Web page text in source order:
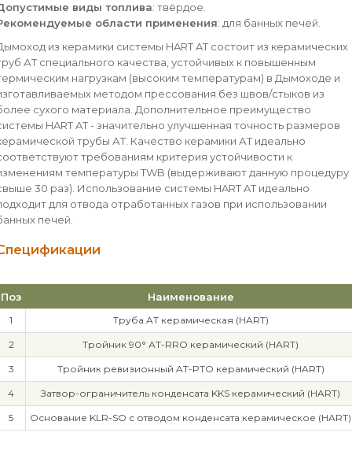
виды топлива: твёрдое.
области применения: для банных печей.
из керамики системы HART AT состоит из керамических
АТ специального качества, устойчивых к повышенным
нагрузкам (высоким температурам) в Дымоходе и
методом прессования без швов/стыков из
сухого материала. Дополнительное преимущество
HART AT - значительно улучшенная точность размеров
трубы АТ. Качество керамики АТ идеально
требованиям критерия устойчивости к
температуры TWB (выдерживают данную процедуру
30 раз). Использование системы HART AT идеально
для отвода отработанных газов при использовании
печей.
Поз Наименование
1 Труба AT керамическая (HART)
2 Тройник 90° АТ-RRO керамический (HART)
3 Тройник ревизионный AT-PTO керамический (HART)
4 Затвор-ограничитель конденсата KKS керамический (HART)
5 Основание KLR-SO с отводом конденсата керамическое (HART)